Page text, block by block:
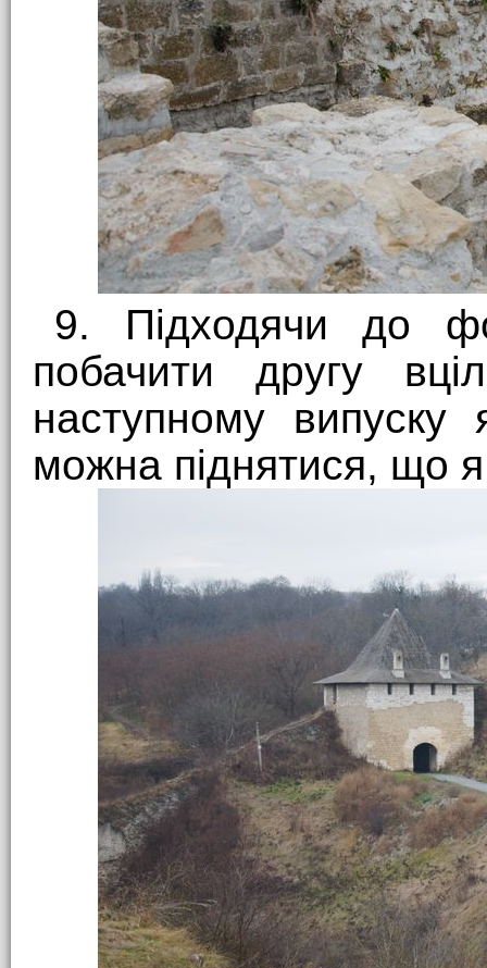
9. Підходячи до
побачити другу
наступному
можна піднятися, що я